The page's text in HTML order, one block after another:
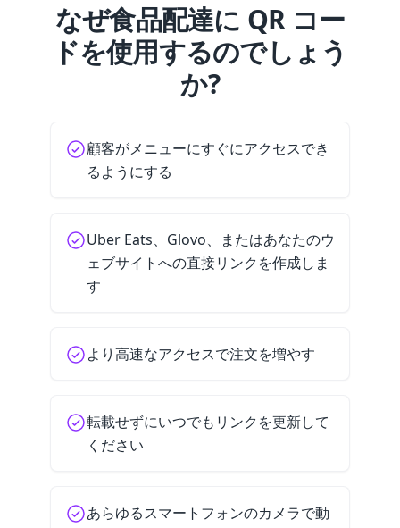
なぜ食品配達に QR コー
ドを使用するのでしょう
か?
顧客がメニューにすぐにアクセスでき
るようにする
Uber Eats、Glovo、またはあなたのウ
ェブサイトへの直接リンクを作成しま
す
より高速なアクセスで注文を増やす
転載せずにいつでもリンクを更新して
ください
あらゆるスマートフォンのカメラで動